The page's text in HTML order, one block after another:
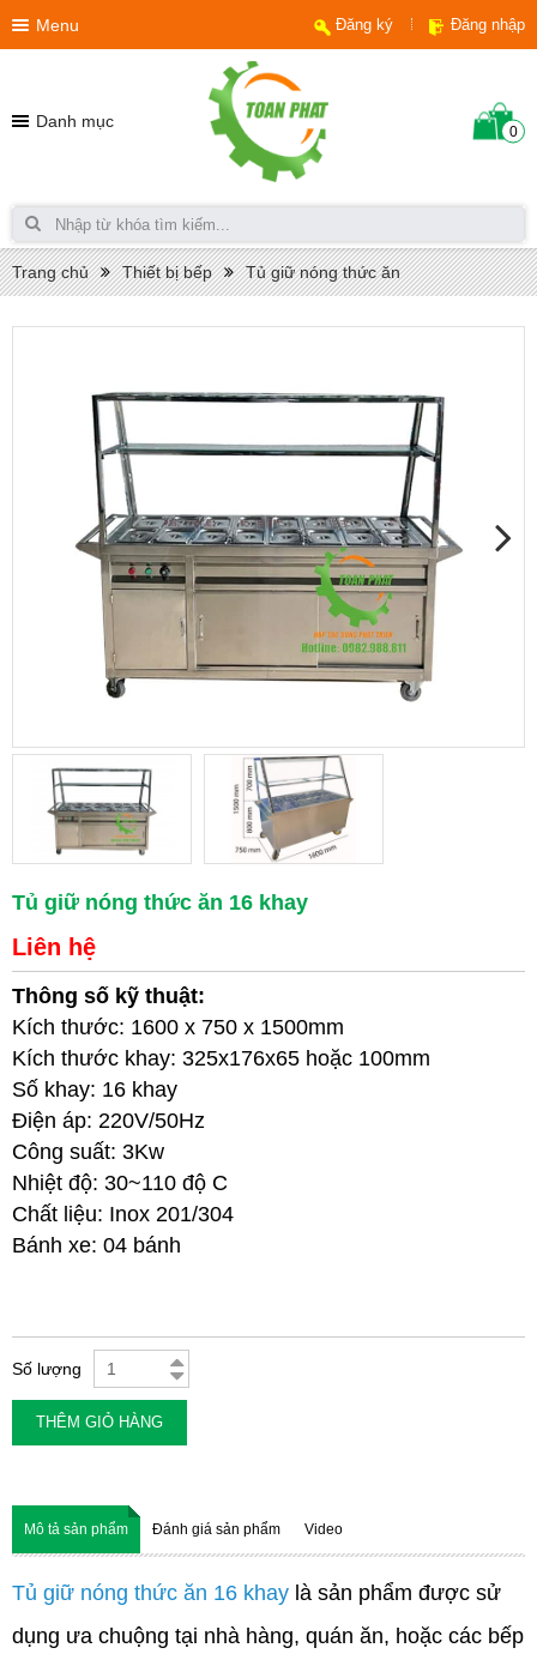
Menu Đăng ký Đăng nhập
Danh mục
0
Trang chủ Thiết bị bếp Tủ giữ nóng thức ăn
Tủ giữ nóng thức ăn 16 khay
Liên hệ
Thông số kỹ thuật:
Kích thước: 1600 x 750 x 1500mm
Kích thước khay: 325x176x65 hoặc 100mm
Số khay: 16 khay
Điện áp: 220V/50Hz
Công suất: 3Kw
Nhiệt độ: 30~110 độ C
Chất liệu: Inox 201/304
Bánh xe: 04 bánh
Số lượng
THÊM GIỎ HÀNG
Mô tả sản phẩm Đánh giá sản phẩm Video
Tủ giữ nóng thức ăn 16 khay là sản phẩm được sử
dụng ưa chuộng tại nhà hàng, quán ăn, hoặc các bếp